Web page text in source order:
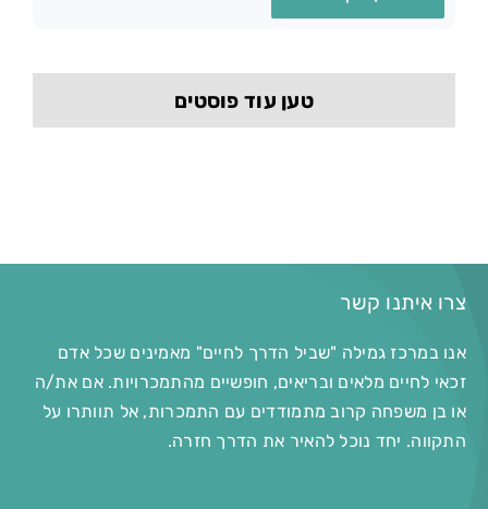
טען עוד פוסטים
צרו איתנו קשר
אנו במרכז גמילה "שביל הדרך לחיים" מאמינים שכל אדם
זכאי לחיים מלאים ובריאים, חופשיים מהתמכרויות. אם את/ה
או בן משפחה קרוב מתמודדים עם התמכרות, אל תוותרו על
התקווה. יחד נוכל להאיר את הדרך חזרה.